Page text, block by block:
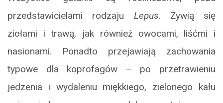
przedstawicielami rodzaju Lepus. Żywią się
ziołami i trawą, jak również owocami, liśćmi i
nasionami. Ponadto przejawiają zachowania
typowe dla koprofagów – po przetrawieniu
jedzenia i wydaleniu miękkiego, zielonego kału